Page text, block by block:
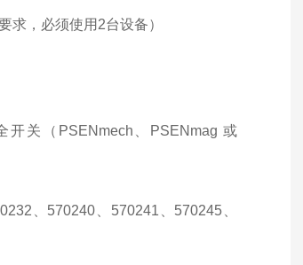
求，必须使用2台设备）
关（PSENmech、PSENmag 或
、570240、570241、570245、